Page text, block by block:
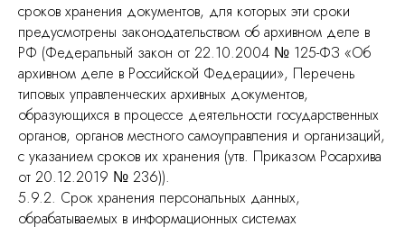
сроков хранения документов, для которых эти сроки
предусмотрены законодательством об архивном деле в
РФ (Федеральный закон от 22.10.2004 № 125-ФЗ «Об
архивном деле в Российской Федерации», Перечень
типовых управленческих архивных документов,
образующихся в процессе деятельности государственных
органов, органов местного самоуправления и организаций,
с указанием сроков их хранения (утв. Приказом Росархива
от 20.12.2019 № 236)).
5.9.2. Срок хранения персональных данных,
обрабатываемых в информационных системах